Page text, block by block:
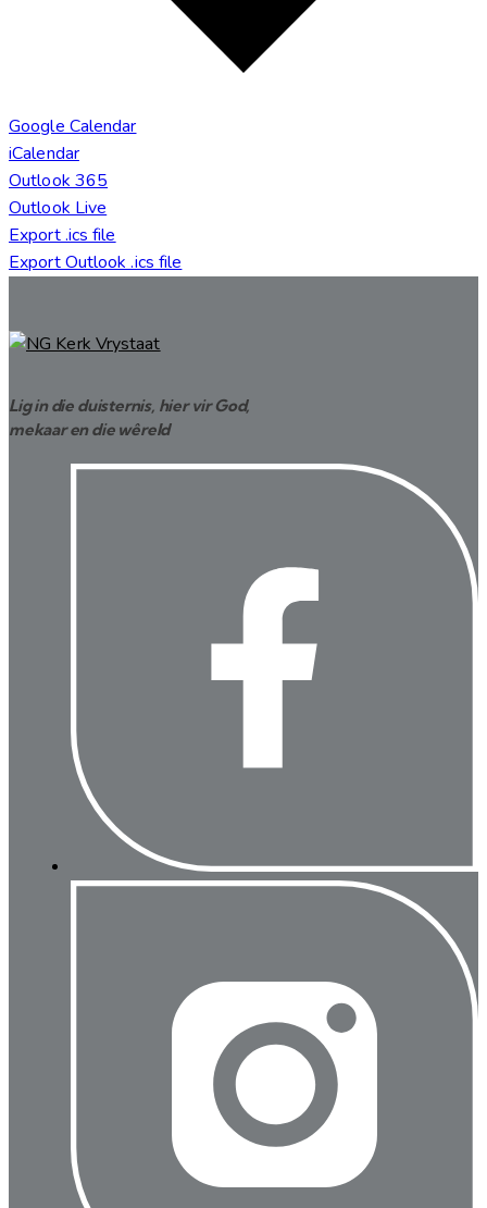
Google Calendar
iCalendar
Outlook 365
Outlook Live
Export .ics file
Export Outlook .ics file
Lig in die duisternis, hier vir God,
mekaar en die wêreld